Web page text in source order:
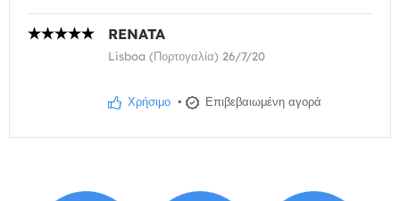
RENATA
Lisboa (Πορτογαλία) 26/7/20
Χρήσιμο • Επιβεβαιωμένη αγορά